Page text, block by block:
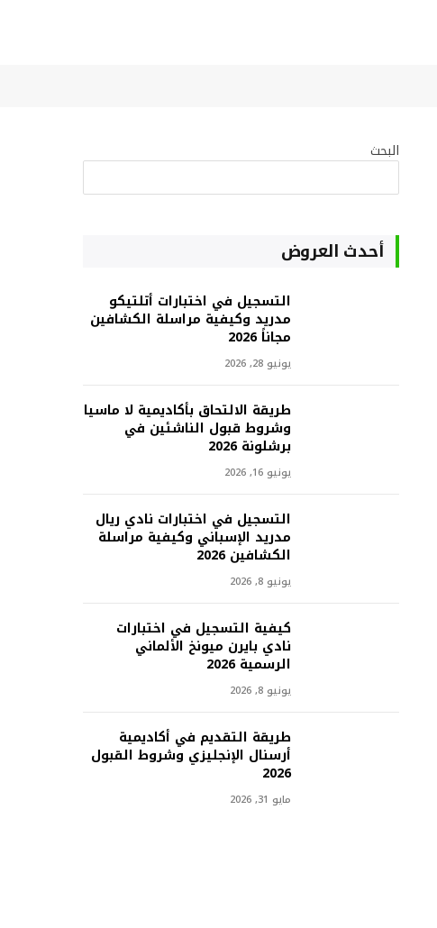
البحث
أحدث العروض
التسجيل في اختبارات أتلتيكو
مدريد وكيفية مراسلة الكشافين
مجاناً 2026
يونيو 28, 2026
طريقة الالتحاق بأكاديمية لا ماسيا
وشروط قبول الناشئين في
برشلونة 2026
يونيو 16, 2026
التسجيل في اختبارات نادي ريال
مدريد الإسباني وكيفية مراسلة
الكشافين 2026
يونيو 8, 2026
كيفية التسجيل في اختبارات
نادي بايرن ميونخ الألماني
الرسمية 2026
يونيو 8, 2026
طريقة التقديم في أكاديمية
أرسنال الإنجليزي وشروط القبول
2026
مايو 31, 2026